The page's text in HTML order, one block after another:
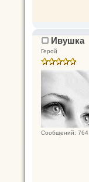
Ивушка
Герой
Сообщений: 764